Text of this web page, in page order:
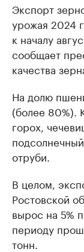
Экспорт
урожая 2024
к началу
сообщает
качества
На долю
(более 80%).
горох,
отруби.
В целом,
Ростовской
вырос на 5%
периоду
тонн.